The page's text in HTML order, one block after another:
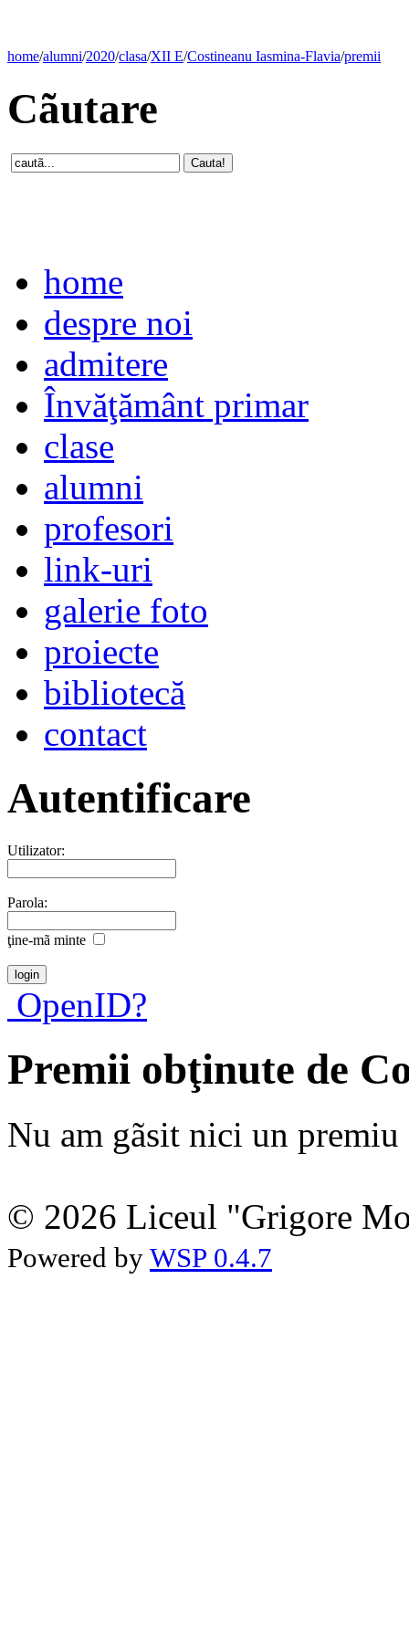
home/alumni/2020/clasa/XII E/Costineanu Iasmina-Flavia/premii
Cãutare
home
despre noi
admitere
Învăţământ primar
clase
alumni
profesori
link-uri
galerie foto
proiecte
bibliotecă
contact
Autentificare
Utilizator:
Parola:
ţine-mã minte
OpenID?
Premii obţinute de
Nu am gãsit nici un premiu
© 2026 Liceul "Grigore
Powered by WSP 0.4.7